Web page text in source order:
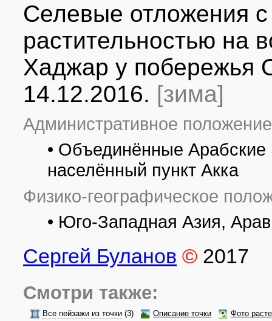
Селевые отложения
растительностью на
Хаджар у побережья
14.12.2016. [зима]
Административное
• Объединённые
населённый пункт Акка
Физико-географическое
• Юго-Западная Азия,
Сергей Буланов © 2017
Смотри также:
Все пейзажи из точки (3) Описание точки
Фото